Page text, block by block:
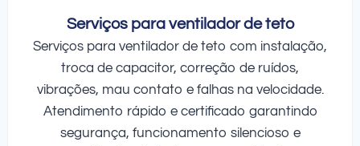
Serviços para ventilador de teto
Serviços para ventilador de teto com instalação,
troca de capacitor, correção de ruídos,
vibrações, mau contato e falhas na velocidade.
Atendimento rápido e certificado garantindo
segurança, funcionamento silencioso e